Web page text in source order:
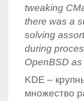
tweaking
there was a
solving
during
OpenBSD
KDE –
множество